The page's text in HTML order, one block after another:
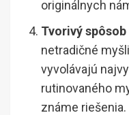
originálnych
Tvorivý
netradičné
vyvolávajú
rutinovaného
známe riešenia.